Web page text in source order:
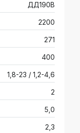
ДД190В
2200
271
400
1,8-23 / 1,2-4,6
2
5,0
2,3